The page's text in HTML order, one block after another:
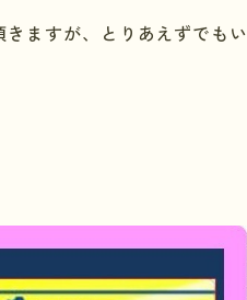
ますが、とりあえずでもい